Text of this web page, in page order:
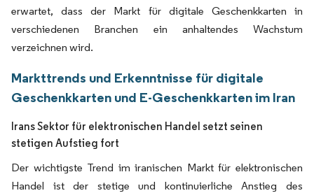
erwartet, dass der Markt für digitale Geschenkkarten in
verschiedenen Branchen ein anhaltendes Wachstum
verzeichnen wird.
Markttrends und Erkenntnisse für digitale
Geschenkkarten und E-Geschenkkarten im Iran
Irans Sektor für elektronischen Handel setzt seinen
stetigen Aufstieg fort
Der wichtigste Trend im iranischen Markt für elektronischen
Handel ist der stetige und kontinuierliche Anstieg des